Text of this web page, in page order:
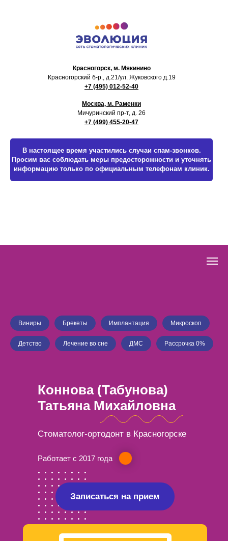
Красногорск, м. Мякинино
Красногорский б-р., д.21/ул. Жуковского д.19
+7 (495) 012-52-40
Москва, м. Раменки
Мичуринский пр-т, д. 26
+7 (499) 455-20-47
В настоящее время участились случаи спам-звонков.
Просим вас соблюдать меры предосторожности и уточнять
информацию только по официальным телефонам клиник.
Виниры Брекеты Имплантация Микроскоп
Детство Лечение во сне ДМС Рассрочка 0%
Коннова (Табунова)
Татьяна Михайловна
Стоматолог-ортодонт в Красногорске
Работает с 2017 года
Записаться на прием